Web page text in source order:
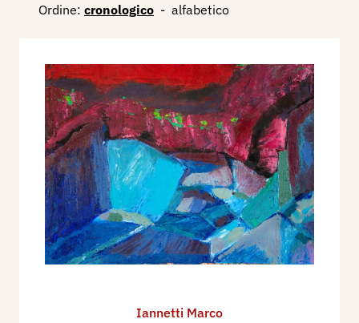
Ordine: cronologico - alfabetico
Iannetti Marco